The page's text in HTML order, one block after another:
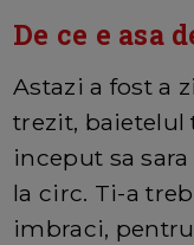
De ce e asa
Astazi a fost a
trezit, baietelul
inceput sa
la circ. Ti-a
imbraci,